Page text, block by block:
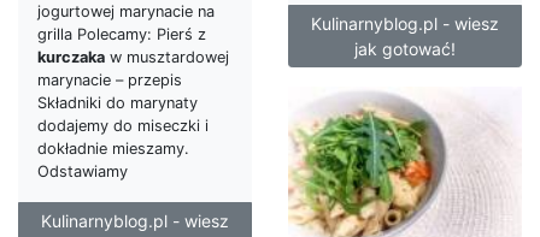
Kulinarnyblog.pl - wiesz
jak gotować!
jogurtowej marynacie na
grilla Polecamy: Pierś z
kurczaka w musztardowej
marynacie – przepis
Składniki do marynaty
dodajemy do miseczki i
dokładnie mieszamy.
Odstawiamy
Kulinarnyblog.pl - wiesz